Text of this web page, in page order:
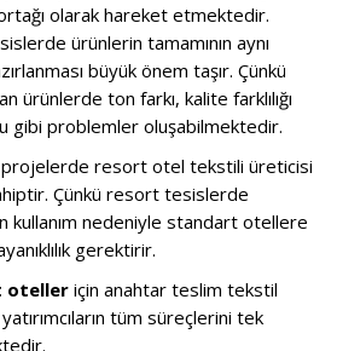
olarak hareket etmektedir.
ürünlerin tamamının aynı
büyük önem taşır. Çünkü
ürünlerde ton farkı, kalite farklılığı
gibi problemler oluşabilmektedir.
projelerde resort otel tekstili üreticisi
Çünkü resort tesislerde
kullanım nedeniyle standart otellere
gerektirir.
oteller için anahtar teslim tekstil
tüm süreçlerini tek